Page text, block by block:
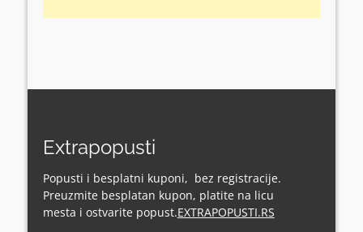
Extrapopusti
Popusti i besplatni kuponi, bez registracije.
Preuzmite besplatan kupon, platite na licu
mesta i ostvarite popust.EXTRAPOPUSTI.RS